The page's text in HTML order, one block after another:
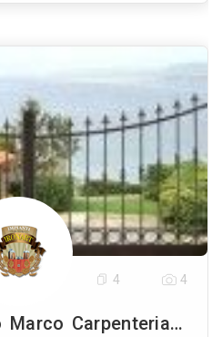
Ironart Di Lanzillo Marco Carpenteria Metallica
4 4